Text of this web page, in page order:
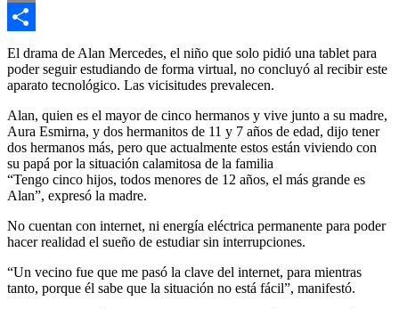
Email
Compartir
El drama de Alan Mercedes, el niño que solo pidió una tablet para
poder seguir estudiando de forma virtual, no concluyó al recibir este
aparato tecnológico. Las vicisitudes prevalecen.
Alan, quien es el mayor de cinco hermanos y vive junto a su madre,
Aura Esmirna, y dos hermanitos de 11 y 7 años de edad, dijo tener
dos hermanos más, pero que actualmente estos están viviendo con
su papá por la situación calamitosa de la familia
“Tengo cinco hijos, todos menores de 12 años, el más grande es
Alan”, expresó la madre.
No cuentan con internet, ni energía eléctrica permanente para poder
hacer realidad el sueño de estudiar sin interrupciones.
“Un vecino fue que me pasó la clave del internet, para mientras
tanto, porque él sabe que la situación no está fácil”, manifestó.